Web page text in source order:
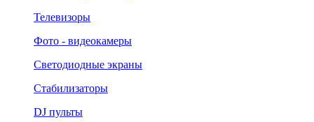
Телевизоры
Фото - видеокамеры
Светодиодные экраны
Стабилизаторы
DJ пульты